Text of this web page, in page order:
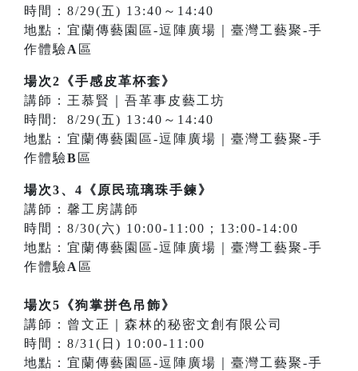
時間：8/29(五) 13:40～14:40
地點：宜蘭傳藝園區-逗陣廣場｜臺灣工藝聚-手
作體驗A 區
場次2《手感皮革杯套》
講師：王慕賢｜吾革事皮藝工坊
時間: 8/29(五) 13:40～14:40
地點：宜蘭傳藝園區-逗陣廣場｜臺灣工藝聚-手
作體驗B 區
場次3、4《原民琉璃珠手鍊》
講師：馨工房講師
時間：8/30(六) 10:00-11:00；13:00-14:00
地點：宜蘭傳藝園區-逗陣廣場｜臺灣工藝聚-手
作體驗A 區
場次5《狗掌拼色吊飾》
講師：曾文正｜森林的秘密文創有限公司
時間：8/31(日) 10:00-11:00
地點：宜蘭傳藝園區-逗陣廣場｜臺灣工藝聚-手